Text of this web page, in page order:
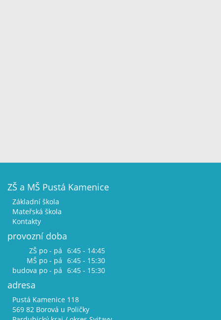
ZŠ a MŠ Pustá Kamenice
Základní škola
Mateřská škola
Kontakty
provozní doba
ZŠ po - pá 6:45 - 14:45
MŠ po - pá 6:45 - 15:30
budova po - pá 6:45 - 15:30
adresa
Pustá Kamenice 118
569 82 Borová u Poličky